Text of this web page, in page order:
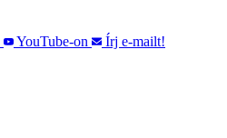
YouTube-on
Írj e-mailt!